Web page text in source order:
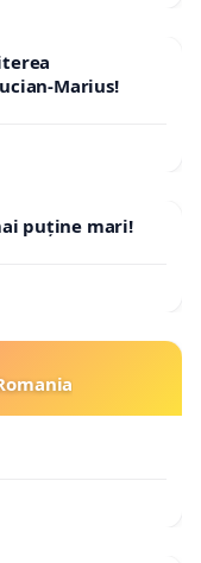
Marius!
puține mari!